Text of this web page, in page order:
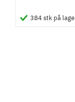
384 stk på